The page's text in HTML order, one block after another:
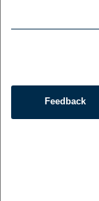
Feedback